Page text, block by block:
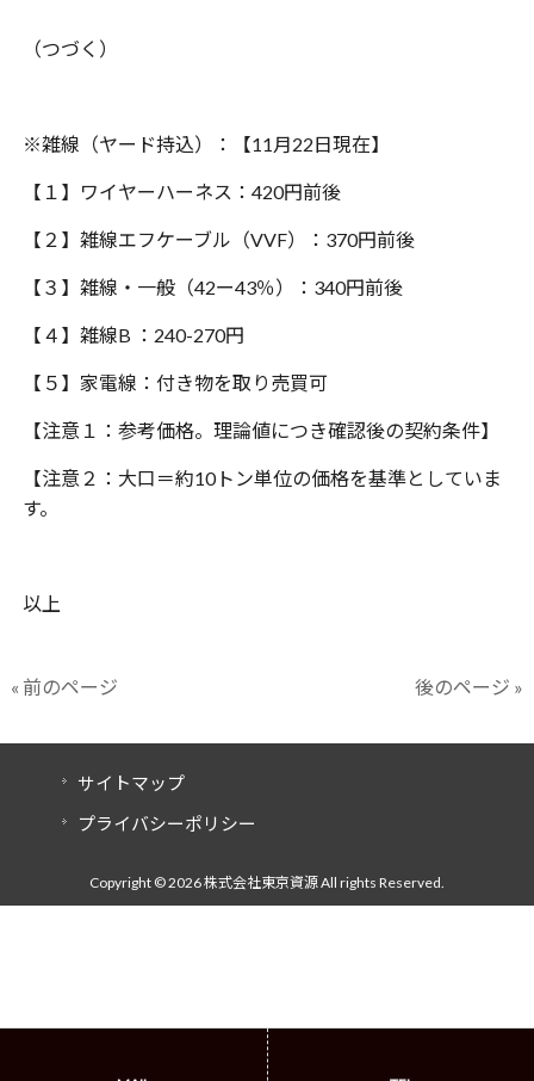
（つづく）
※雑線（ヤード持込）：【11 月22日現在】
【１】ワイヤーハーネス： 420円前後
【２】雑線エフケーブル（VVF）： 370円前後
【３】雑線・一般（42ー43％）： 340円前後
【４】雑線B ： 240-270円
【５】家電線：付き物を取り売買可
【注意１：参考価格。理論値につき確認後の契約条件】
【注意２：大口＝約10トン単位の価格を基準としていま
す。
以上
« 前のページ 後のページ »
サイトマップ
プライバシーポリシー
Copyright © 2026 株式会社東京資源 All rights Reserved.